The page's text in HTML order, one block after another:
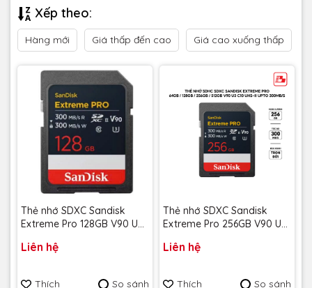
Xếp theo:
Hàng mới Giá thấp đến cao Giá cao xuống thấp
Thẻ nhớ SDXC Sandisk
Extreme Pro 128GB V90 U3
SDSDXDM-128G-GN4IN -
Liên hệ
Thích So sánh
Thẻ nhớ SDXC Sandisk
Extreme Pro 256GB V90 U3
SDSDXDM-256G-GN4IN -
Liên hệ
Thích So sánh